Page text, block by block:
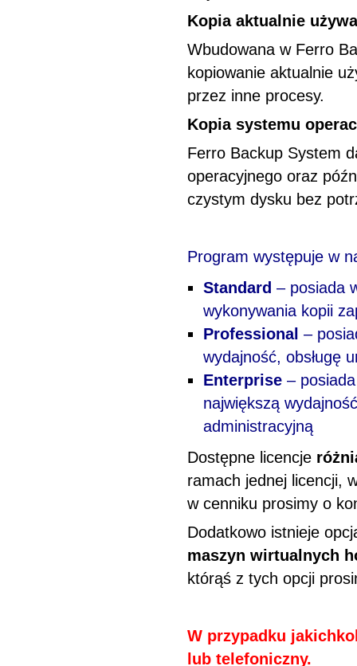
Kopia aktualnie
Wbudowana w Ferro
kopiowanie aktualnie
przez inne procesy.
Kopia systemu
Ferro Backup System
operacyjnego oraz
czystym dysku bez
Program występuje w
Standard – posiada
wykonywania kopii
Professional –
wydajność, obsługę
Enterprise –
największą
administracyjną
Dostępne licencje
ramach jednej licencji,
w cenniku prosimy o
Dodatkowo istnieje
maszyn wirtualnych
którąś z tych opcji
W przypadku
lub telefoniczny.